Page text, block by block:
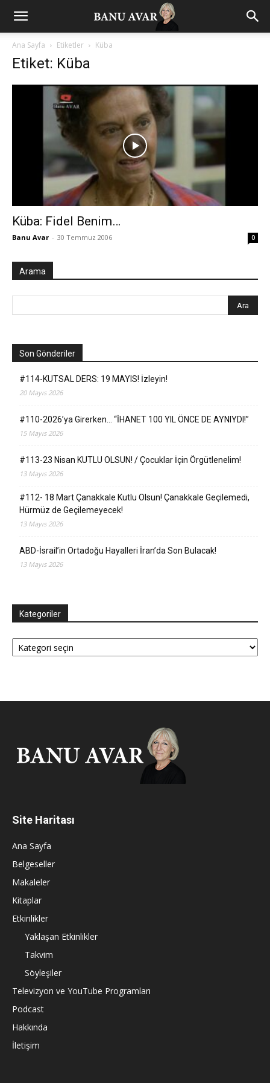
Ana Sayfa Etiketler Küba
Etiket: Küba
Küba: Fidel Benim…
Banu Avar - 30 Temmuz 2006 0
Arama
Son Gönderiler
#114-KUTSAL DERS: 19 MAYIS! İzleyin!
20 Mayıs 2026
#110-2026’ya Girerken… “İHANET 100 YIL ÖNCE DE AYNIYDI!”
15 Mayıs 2026
#113-23 Nisan KUTLU OLSUN! / Çocuklar İçin Örgütlenelim!
13 Mayıs 2026
#112- 18 Mart Çanakkale Kutlu Olsun! Çanakkale Geçilemedi,
Hürmüz de Geçilemeyecek!
13 Mayıs 2026
ABD-İsrail’in Ortadoğu Hayalleri İran’da Son Bulacak!
13 Mayıs 2026
Kategoriler
Kategoriler
Site Haritası
Ana Sayfa
Belgeseller
Makaleler
Kitaplar
Etkinlikler
Yaklaşan Etkinlikler
Takvim
Söyleşiler
Televizyon ve YouTube Programları
Podcast
Hakkında
İletişim